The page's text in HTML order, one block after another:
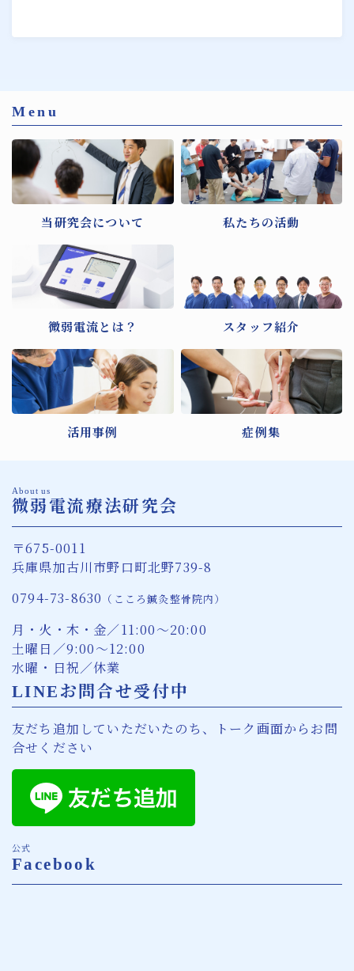
Menu
当研究会について 私たちの活動
微弱電流とは？ スタッフ紹介
活用事例 症例集
About us
微弱電流療法研究会
〒675-0011
兵庫県加古川市野口町北野739-8
0794-73-8630 （こころ鍼灸整骨院内）
月・火・木・金／11:00〜20:00
土曜日／9:00〜12:00
水曜・日祝／休業
LINEお問合せ受付中
友だち追加していただいたのち、トーク画面からお問
合せください
公式
Facebook